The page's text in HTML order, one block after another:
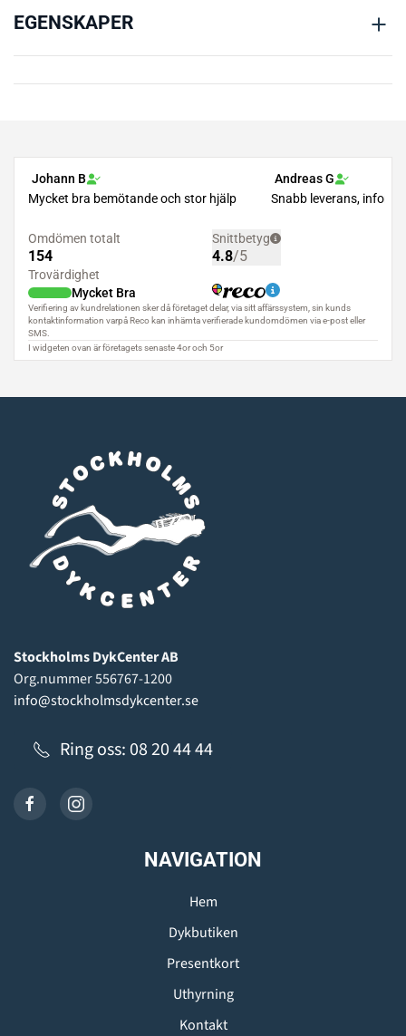
mängd
EGENSKAPER
Stockholms DykCenter AB
Org.nummer 556767-1200
info@stockholmsdykcenter.se
Ring oss: 08 20 44 44
NAVIGATION
Hem
Dykbutiken
Presentkort
Uthyrning
Kontakt